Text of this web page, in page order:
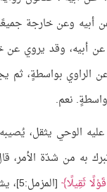
أبيه وعن خارجة
أبيه، وقد يروي عن
الراوي بواسطةٍ، ثم
نعم.
الوحي يثقل،
به من شدّة الأمر،
ثَقِيلًا